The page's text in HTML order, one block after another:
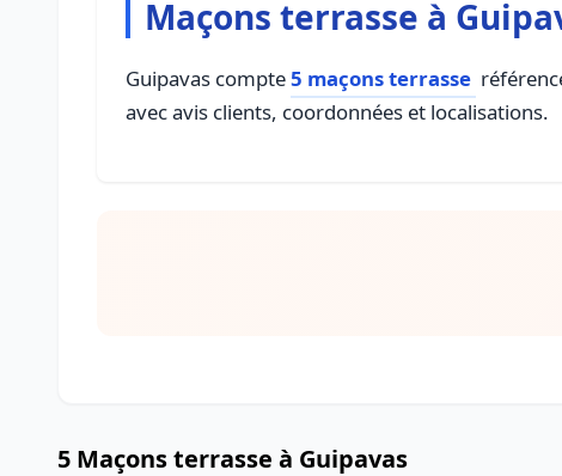
Maçons terrasse à
Guipavas compte5 maçons terrasse
avec avis clients, coordonnées et localisations.
5 Maçons terrasse à Guipavas